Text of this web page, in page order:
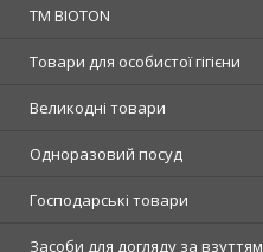
ТМ BIOTON
Товари для особистої гігієни
Великодні товари
Одноразовий посуд
Господарські товари
Засоби для догляду за взуттям